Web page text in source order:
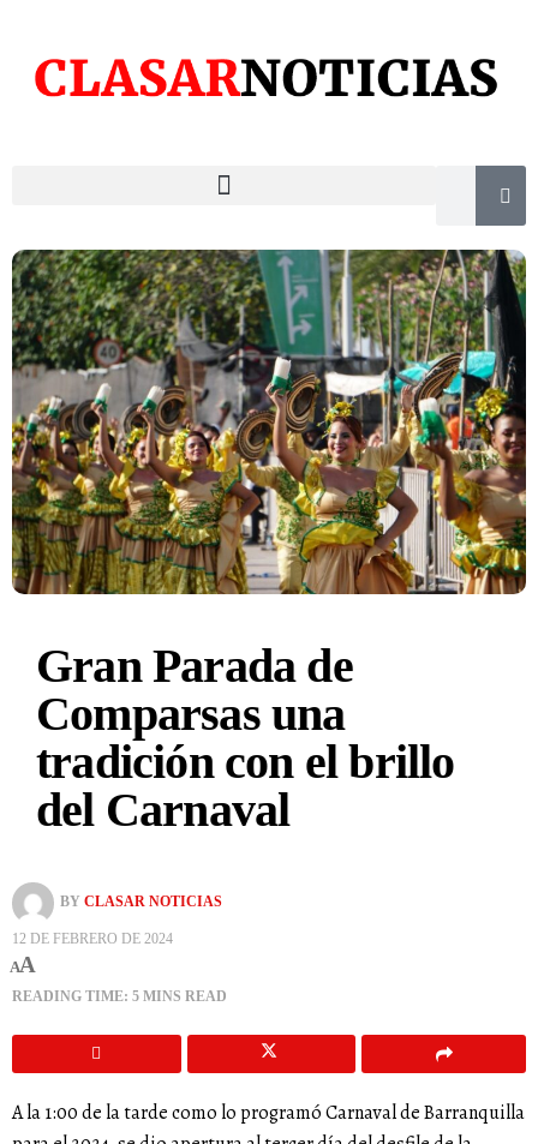
Gran Parada de
Comparsas una
tradición con el brillo
del Carnaval
BY CLASAR NOTICIAS
12 DE FEBRERO DE 2024
AA
READING TIME: 5 MINS READ
A la 1:00 de la tarde como lo programó Carnaval de Barranquilla